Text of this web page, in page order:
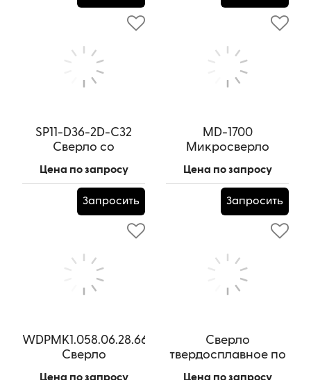
SP11-D36-2D-C32
Сверло со
пластинами
SP11-D36-2D-C32
Цена по запросу
Запросить
MD-1700
Микросверло
металлу 1,7 мм
Артикул:
Цена по запросу
Запросить
WDPMK1.058.06.28.66.AlCrN
Сверло
Сверло
твердосплавное по